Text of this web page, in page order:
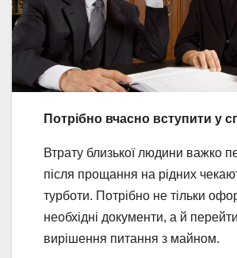
Потрібно вчасно вступити у
Втрату близької людини важко
після прощання на рідних
турботи. Потрібно не тільки
необхідні документи, а й
вирішення питання з майном.